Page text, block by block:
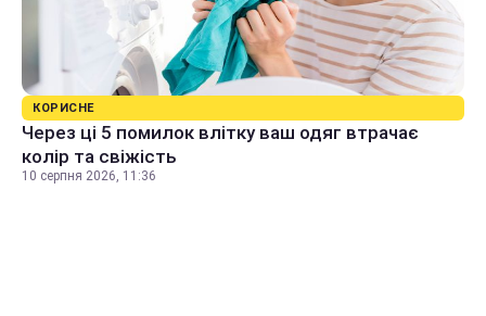
КОРИСНЕ
Через ці 5 помилок влітку ваш одяг втрачає
колір та свіжість
10 серпня 2026, 11:36